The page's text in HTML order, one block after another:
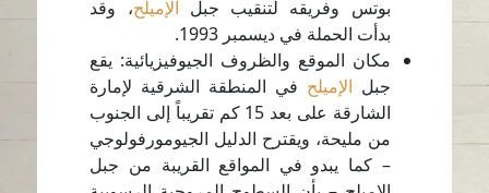
بوتس وفريقه لتنقيب جبلالإميلح، وقد
بدأت الحملة في ديسمبر 1993.
مكان الموقع والظروف الجيوفيزيائية: يقع
جبل الإميلحفي المنطقة الشرقية لإمارة
الشارقة على بعد 15 كم تقريباً إلى الجنوب
من مليحة، ويقترح الدليل الجيومورفولوجي
– كما يبدو في المواقع القريبة من جبل